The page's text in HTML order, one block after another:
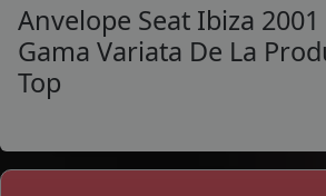
Anvelope Seat Ibiza 2001
Gama Variata De La
Top